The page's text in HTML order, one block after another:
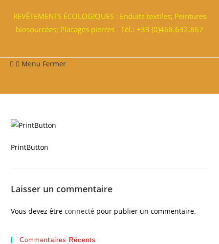
REVÊTEMENTS ÉCOLOGIQUES : Enduits textiles; Peintures
biosourcées; Placages pierres - Tél.: +33 (0)468.632.867
Menu Fermer
PrintButton
Laisser un commentaire
Vous devez êtreconnecté pour publier un commentaire.
Commentaires Récents